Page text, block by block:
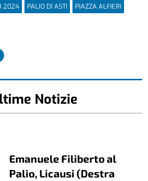
2024 PALIO DI ASTI
PIAZZA ALFIERI
Notizie
Emanuele Filiberto al
Palio, Licausi (Destra